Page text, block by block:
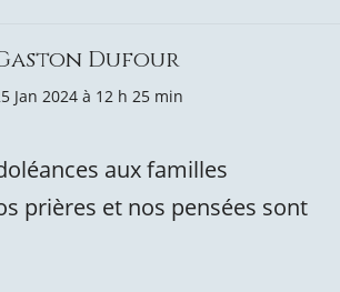
Dufour
Jan 2024 à 12 h 25 min
aux familles
prières et nos pensées sont